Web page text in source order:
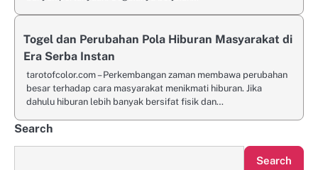
Togel dan Perubahan Pola Hiburan Masyarakat di
Era Serba Instan
tarotofcolor.com – Perkembangan zaman membawa perubahan
besar terhadap cara masyarakat menikmati hiburan. Jika
dahulu hiburan lebih banyak bersifat fisik dan…
Search
Search